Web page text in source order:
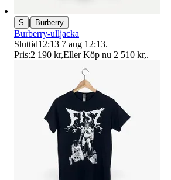
S | Burberry
Burberry-ulljacka
Sluttid12:13 7 aug 12:13.
Pris:2 190 kr,Eller Köp nu 2 510 kr,.